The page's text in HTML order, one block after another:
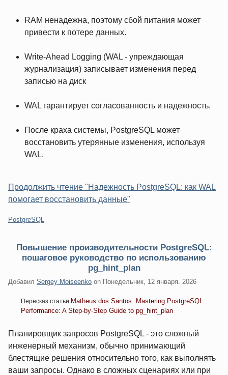
RAM ненадежна, поэтому сбой питания может
привести к потере данных.
Write-Ahead Logging (WAL - упреждающая
журнализация) записывает изменения перед
записью на диск
WAL гарантирует согласованность и надежность.
После краха системы, PostgreSQL может
восстановить утерянные изменения, используя
WAL.
Продолжить чтение "Надежность PostgreSQL: как WAL
помогает восстановить данные"
Категории:
PostgreSQL
Повышение производительности PostgreSQL:
пошаговое руководство по использованию
pg_hint_plan
Добавил Sergey Moiseenko on Понедельник, 12 января. 2026
Пересказ статьи Matheus dos Santos. Mastering PostgreSQL
Performance: A Step-by-Step Guide to pg_hint_plan
Планировщик запросов PostgreSQL - это сложный
инженерный механизм, обычно принимающий
блестящие решения относительно того, как выполнять
ваши запросы. Однако в сложных сценариях или при